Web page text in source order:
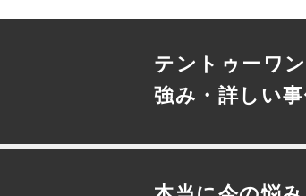
テントゥーワ
強み・詳しい